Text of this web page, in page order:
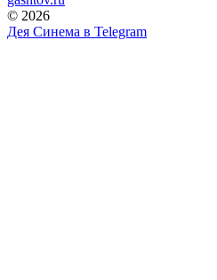
© 2026
Дея Синема в Telegram